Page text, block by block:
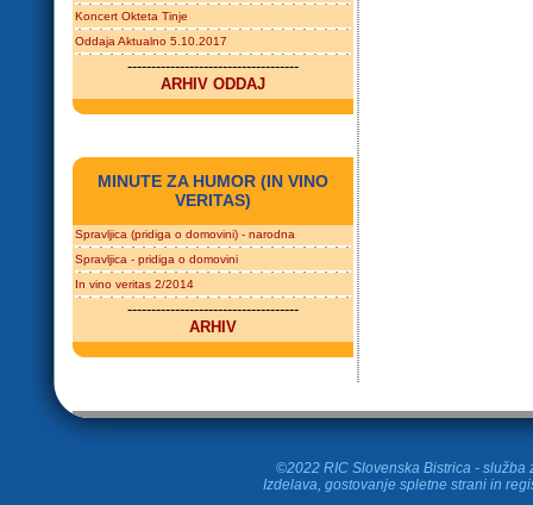
Koncert Okteta Tinje
Oddaja Aktualno 5.10.2017
------------------------------------
ARHIV ODDAJ
MINUTE ZA HUMOR (IN VINO
VERITAS)
Spravljica (pridiga o domovini) - narodna
Spravljica - pridiga o domovini
In vino veritas 2/2014
------------------------------------
ARHIV
©2022 RIC Slovenska Bistrica - služba
Izdelava, gostovanje spletne strani in